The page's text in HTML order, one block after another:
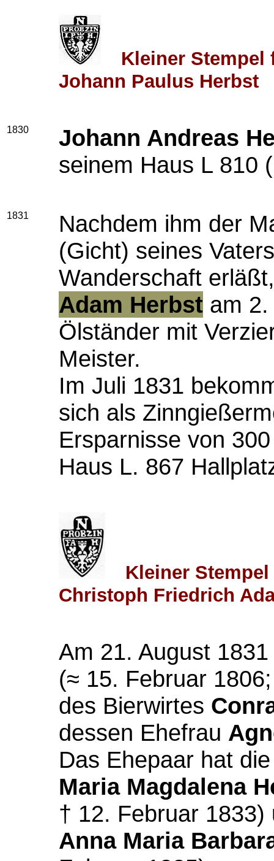
Kleiner Stempel
Johann Paulus Herbst
1830
Johann Andreas
seinem Haus L 810
1831
Nachdem ihm der
(Gicht) seines
Wanderschaft
Adam Herbst am
Ölständer mit
Meister.
Im Juli 1831
sich als
Ersparnisse von
Haus L. 867
Kleiner
Christoph Friedrich
Am 21. August
(≈ 15. Februar
des Bierwirtes
dessen Ehefrau
Das Ehepaar hat
Maria Magdalena
† 12. Februar 1833)
Anna Maria